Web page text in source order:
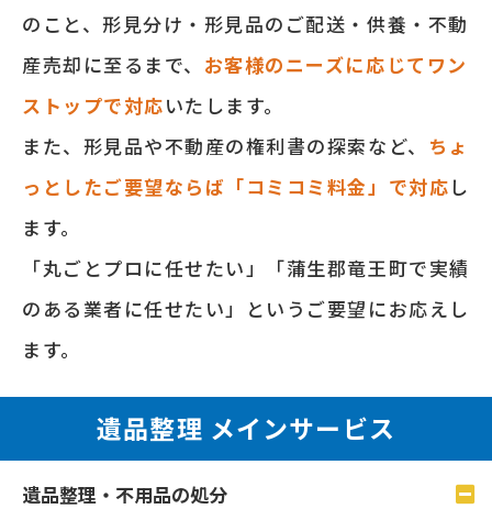
のこと、形⾒分け‧形⾒品のご配送‧供養‧不動
産売却に⾄るまで、 お客様のニーズに応じてワン
ストップで対応いたします。
また、形⾒品や不動産の権利書の探索など、 ちょ
っとしたご要望ならば「コミコミ料⾦」で対応 し
ます。
「丸ごとプロに任せたい」「蒲生郡竜王町で実績
のある業者に任せたい」というご要望にお応えし
ます。
遺品整理 メインサービス
遺品整理・不用品の処分